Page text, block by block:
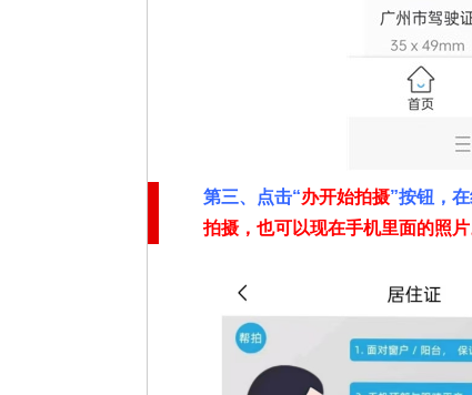
第三、点击“办开始拍摄”按钮，
拍摄，也可以现在手机里面的照片